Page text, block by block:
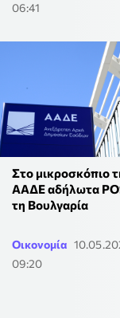
06:41
Στο μικροσκόπιο
ΑΑΔΕ αδήλωτα
τη Βουλγαρία
Οικονομία
09:20